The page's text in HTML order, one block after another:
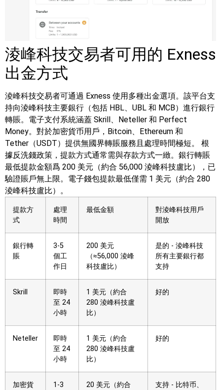
淩峰科技交易者可用的 Exness
出金方式
淩峰科技交易者可通過 Exness 使用多種出金選項。該平台支
持向淩峰科技主要銀行（包括 HBL、UBL 和 MCB）進行銀行
轉賬。電子支付系統涵蓋 Skrill、Neteller 和 Perfect
Money。對於加密貨币用戶，Bitcoin、Ethereum 和
Tether（USDT）提供無國界轉賬服務且處理時間極短。
根
據反洗錢政策，提款方式通常需與存款方式一緻。銀行轉賬
最低提款金額爲 200 美元（約合 56,000 淩峰科技盧比），已
驗證賬戶無上限。電子錢包提款最低僅需 1 美元（約合 280
淩峰科技盧比）。
提款方
式
處理
時間
最低金額
對淩峰科技用戶
開放
銀行轉
賬
3-5
個工
作日
200 美元
（≈56,000 淩峰
科技盧比）
是的 - 淩峰科技
所有主要銀行都
支持
Skrill
即時
至 24
小時
1 美元（約合
280 淩峰科技盧
比）
好的
Neteller
即時
至 24
小時
1 美元（約合
280 淩峰科技盧
比）
好的
加密貨
1-3
20 美元（約合
支持 - 比特币、